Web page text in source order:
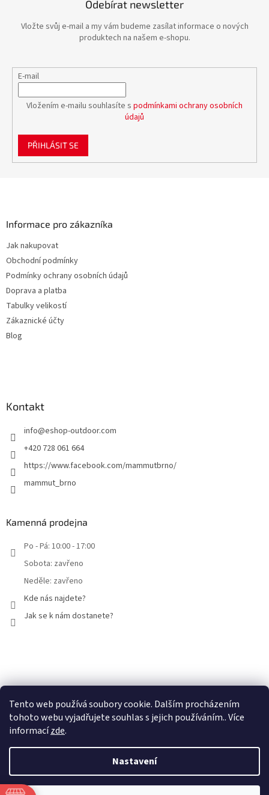
Tento web používá soubory cookie. Dalším procházením
tohoto webu vyjadřujete souhlas s jejich používáním.. Více
informacízde.
Nastavení
Odebírat newsletter
Vložte svůj e-mail a my vám budeme zasílat informace o nových
produktech na našem e-shopu.
E-mail
Vložením e-mailu souhlasíte s podmínkami ochrany osobních
údajů
PŘIHLÁSIT SE
Informace pro zákazníka
Jak nakupovat
Obchodní podmínky
Podmínky ochrany osobních údajů
Doprava a platba
Tabulky velikostí
Zákaznické účty
Blog
Kontakt
info@eshop-outdoor.com
+420 728 061 664
https://www.facebook.com/mammutbrno/
mammut_brno
Kamenná prodejna
Po - Pá: 10:00 - 17:00
Sobota: zavřeno
Neděle: zavřeno
Kde nás najdete?
Jak se k nám dostanete?
Facebook
Vytvořil Shoptet